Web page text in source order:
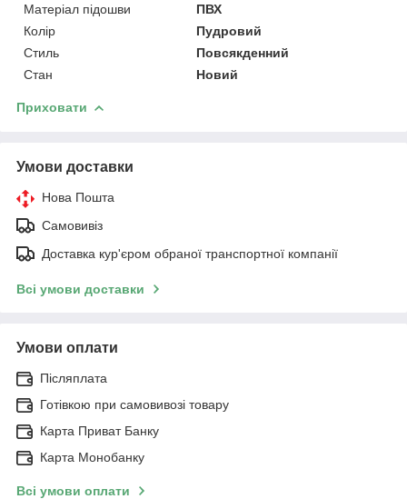
Матеріал підошви
ПВХ
Колір
Пудровий
Стиль
Повсякденний
Стан
Новий
Приховати
Умови доставки
Нова Пошта
Самовивіз
Доставка кур'єром обраної транспортної компанії
Всі умови доставки
Умови оплати
Післяплата
Готівкою при самовивозі товару
Карта Приват Банку
Карта Монобанку
Всі умови оплати